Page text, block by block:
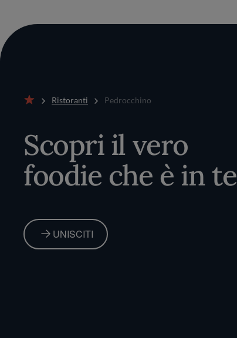
Ristoranti Pedrocchino
Scopri il vero
foodie che è in te
UNISCITI